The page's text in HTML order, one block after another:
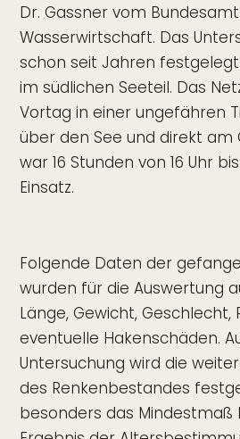
Dr. Gassner vom
Wasserwirtschaft. Das
schon seit Jahren
im südlichen Seeteil. Das
Vortag in einer ungefähren
über den See und direkt am
war 16 Stunden von 16 Uhr
Einsatz.
Folgende Daten der
wurden für die Auswertung
Länge, Gewicht, Geschlecht,
eventuelle Hakenschäden.
Untersuchung wird die
des Renkenbestandes
besonders das Mindestmaß